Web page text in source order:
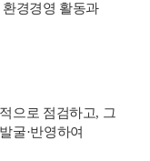
경경영 활동과
으로 점검하고, 그
굴·반영하여